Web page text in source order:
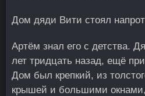
Дом дяди Вити стоял
Артём знал его с детства.
лет тридцать назад, ещё
Дом был крепкий, из
крышей и большими